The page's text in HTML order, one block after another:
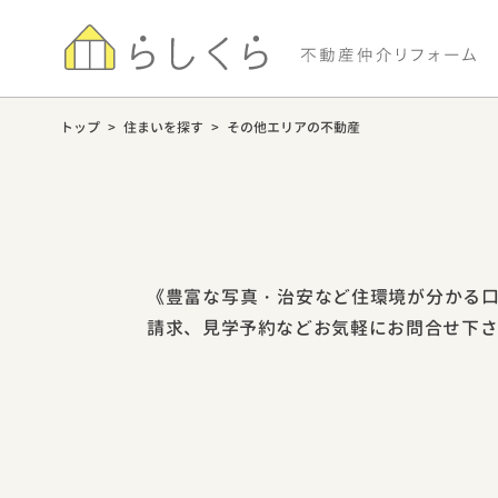
トップ > 住まいを探す > その他エリアの不動産
《豊富な写真・治安など住環境が分か
請求、見学予約などお気軽にお問合せ下